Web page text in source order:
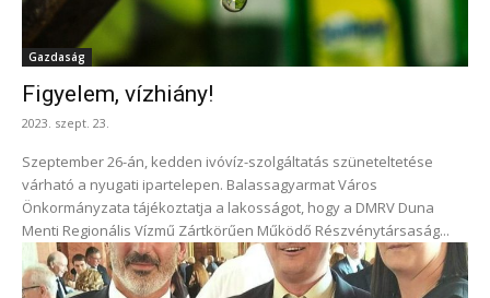
Gazdaság
Figyelem, vízhiány!
2023. szept. 23.
Szeptember 26-án, kedden ivóvíz-szolgáltatás szüneteltetése
várható a nyugati ipartelepen. Balassagyarmat Város
Önkormányzata tájékoztatja a lakosságot, hogy a DMRV Duna
Menti Regionális Vízmű Zártkörűen Működő Részvénytársaság...